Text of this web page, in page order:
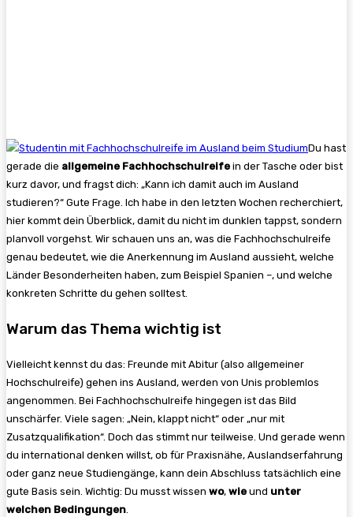
Du hast
gerade die allgemeine Fachhochschulreife in der Tasche oder bist
kurz davor, und fragst dich: „Kann ich damit auch im Ausland
studieren?“ Gute Frage. Ich habe in den letzten Wochen recherchiert,
hier kommt dein Überblick, damit du nicht im dunklen tappst, sondern
planvoll vorgehst. Wir schauen uns an, was die Fachhochschulreife
genau bedeutet, wie die Anerkennung im Ausland aussieht, welche
Länder Besonderheiten haben, zum Beispiel Spanien –, und welche
konkreten Schritte du gehen solltest.
Warum das Thema wichtig ist
Vielleicht kennst du das: Freunde mit Abitur (also allgemeiner
Hochschulreife) gehen ins Ausland, werden von Unis problemlos
angenommen. Bei Fachhochschulreife hingegen ist das Bild
unschärfer. Viele sagen: „Nein, klappt nicht“ oder „nur mit
Zusatzqualifikation“. Doch das stimmt nur teilweise. Und gerade wenn
du international denken willst, ob für Praxisnähe, Auslandserfahrung
oder ganz neue Studiengänge, kann dein Abschluss tatsächlich eine
gute Basis sein. Wichtig: Du musst wissen wo, wie und unter
welchen Bedingungen.